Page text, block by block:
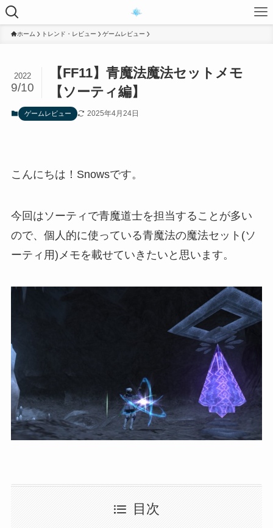
ホーム トレンド・レビュー ゲームレビュー
【FF11】青魔法魔法セットメモ
【ソーティ編】
2022
9/10
ゲームレビュー 2025年4月24日
こんにちは！Snowsです。
今回はソーティで青魔道士を担当することが多い
ので、個人的に使っている青魔法の魔法セット(ソ
ーティ用)メモを載せていきたいと思います。
目次